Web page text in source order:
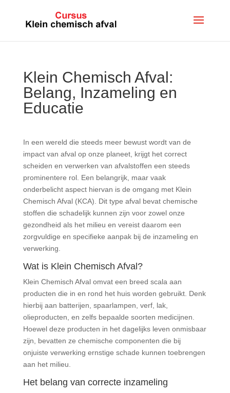
Klein Chemisch Afval:
Belang, Inzameling en
Educatie
In een wereld die steeds meer bewust wordt van de
impact van afval op onze planeet, krijgt het correct
scheiden en verwerken van afvalstoffen een steeds
prominentere rol. Een belangrijk, maar vaak
onderbelicht aspect hiervan is de omgang met Klein
Chemisch Afval (KCA). Dit type afval bevat chemische
stoffen die schadelijk kunnen zijn voor zowel onze
gezondheid als het milieu en vereist daarom een
zorgvuldige en specifieke aanpak bij de inzameling en
verwerking.
Wat is Klein Chemisch Afval?
Klein Chemisch Afval omvat een breed scala aan
producten die in en rond het huis worden gebruikt. Denk
hierbij aan batterijen, spaarlampen, verf, lak,
olieproducten, en zelfs bepaalde soorten medicijnen.
Hoewel deze producten in het dagelijks leven onmisbaar
zijn, bevatten ze chemische componenten die bij
onjuiste verwerking ernstige schade kunnen toebrengen
aan het milieu.
Het belang van correcte inzameling